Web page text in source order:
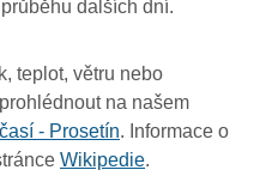
dalších dní.
teplot, větru nebo
na našem
- Prosetín. Informace o
Wikipedie.